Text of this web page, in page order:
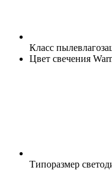
Класс
Цвет свечения
Типоразмер